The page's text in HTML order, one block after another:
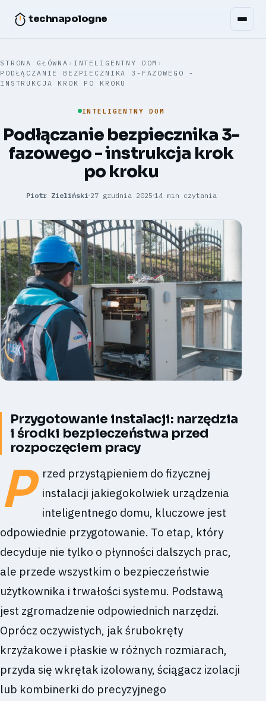
technapologne
STRONA GŁÓWNA › INTELIGENTNY DOM ›
PODŁĄCZANIE BEZPIECZNIKA 3-FAZOWEGO -
INSTRUKCJA KROK PO KROKU
INTELIGENTNY DOM
Podłączanie bezpiecznika 3-
fazowego - instrukcja krok
po kroku
Piotr Zieliński 27 grudnia 2025 14 min czytania
Przygotowanie instalacji: narzędzia
i środki bezpieczeństwa przed
rozpoczęciem pracy
P
rzed przystąpieniem do fizycznej
instalacji jakiegokolwiek urządzenia
inteligentnego domu, kluczowe jest
odpowiednie przygotowanie. To etap, który
decyduje nie tylko o płynności dalszych prac,
ale przede wszystkim o bezpieczeństwie
użytkownika i trwałości systemu. Podstawą
jest zgromadzenie odpowiednich narzędzi.
Oprócz oczywistych, jak śrubokręty
krzyżakowe i płaskie w różnych rozmiarach,
przyda się wkrętak izolowany, ściągacz izolacji
lub kombinerki do precyzyjnego